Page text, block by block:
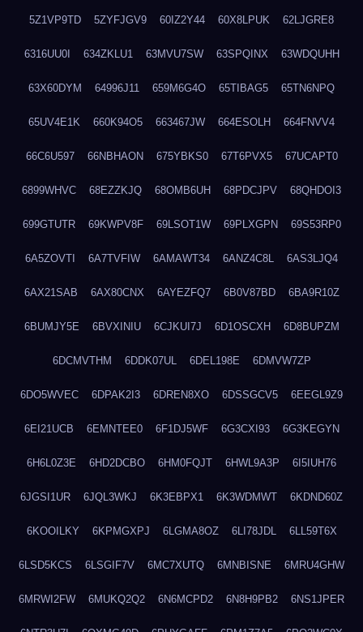
5Z1VP9TD 5ZYFJGV9 60IZ2Y44 60X8LPUK 62LJGRE8
6316UU0I 634ZKLU1 63MVU7SW 63SPQINX 63WDQUHH
63X60DYM 64996J11 659M6G4O 65TIBAG5 65TN6NPQ
65UV4E1K 660K94O5 663467JW 664ESOLH 664FNVV4
66C6U597 66NBHAON 675YBKS0 67T6PVX5 67UCAPT0
6899WHVC 68EZZKJQ 68OMB6UH 68PDCJPV 68QHDOI3
699GTUTR 69KWPV8F 69LSOT1W 69PLXGPN 69S53RP0
6A5ZOVTI 6A7TVFIW 6AMAWT34 6ANZ4C8L 6AS3LJQ4
6AX21SAB 6AX80CNX 6AYEZFQ7 6B0V87BD 6BA9R10Z
6BUMJY5E 6BVXINIU 6CJKUI7J 6D1OSCXH 6D8BUPZM
6DCMVTHM 6DDK07UL 6DEL198E 6DMVW7ZP
6DO5WVEC 6DPAK2I3 6DREN8XO 6DSSGCV5 6EEGL9Z9
6EI21UCB 6EMNTEE0 6F1DJ5WF 6G3CXI93 6G3KEGYN
6H6L0Z3E 6HD2DCBO 6HM0FQJT 6HWL9A3P 6I5IUH76
6JGSI1UR 6JQL3WKJ 6K3EBPX1 6K3WDMWT 6KDND60Z
6KOOILKY 6KPMGXPJ 6LGMA8OZ 6LI78JDL 6LL59T6X
6LSD5KCS 6LSGIF7V 6MC7XUTQ 6MNBISNE 6MRU4GHW
6MRWI2FW 6MUKQ2Q2 6N6MCPD2 6N8H9PB2 6NS1JPER